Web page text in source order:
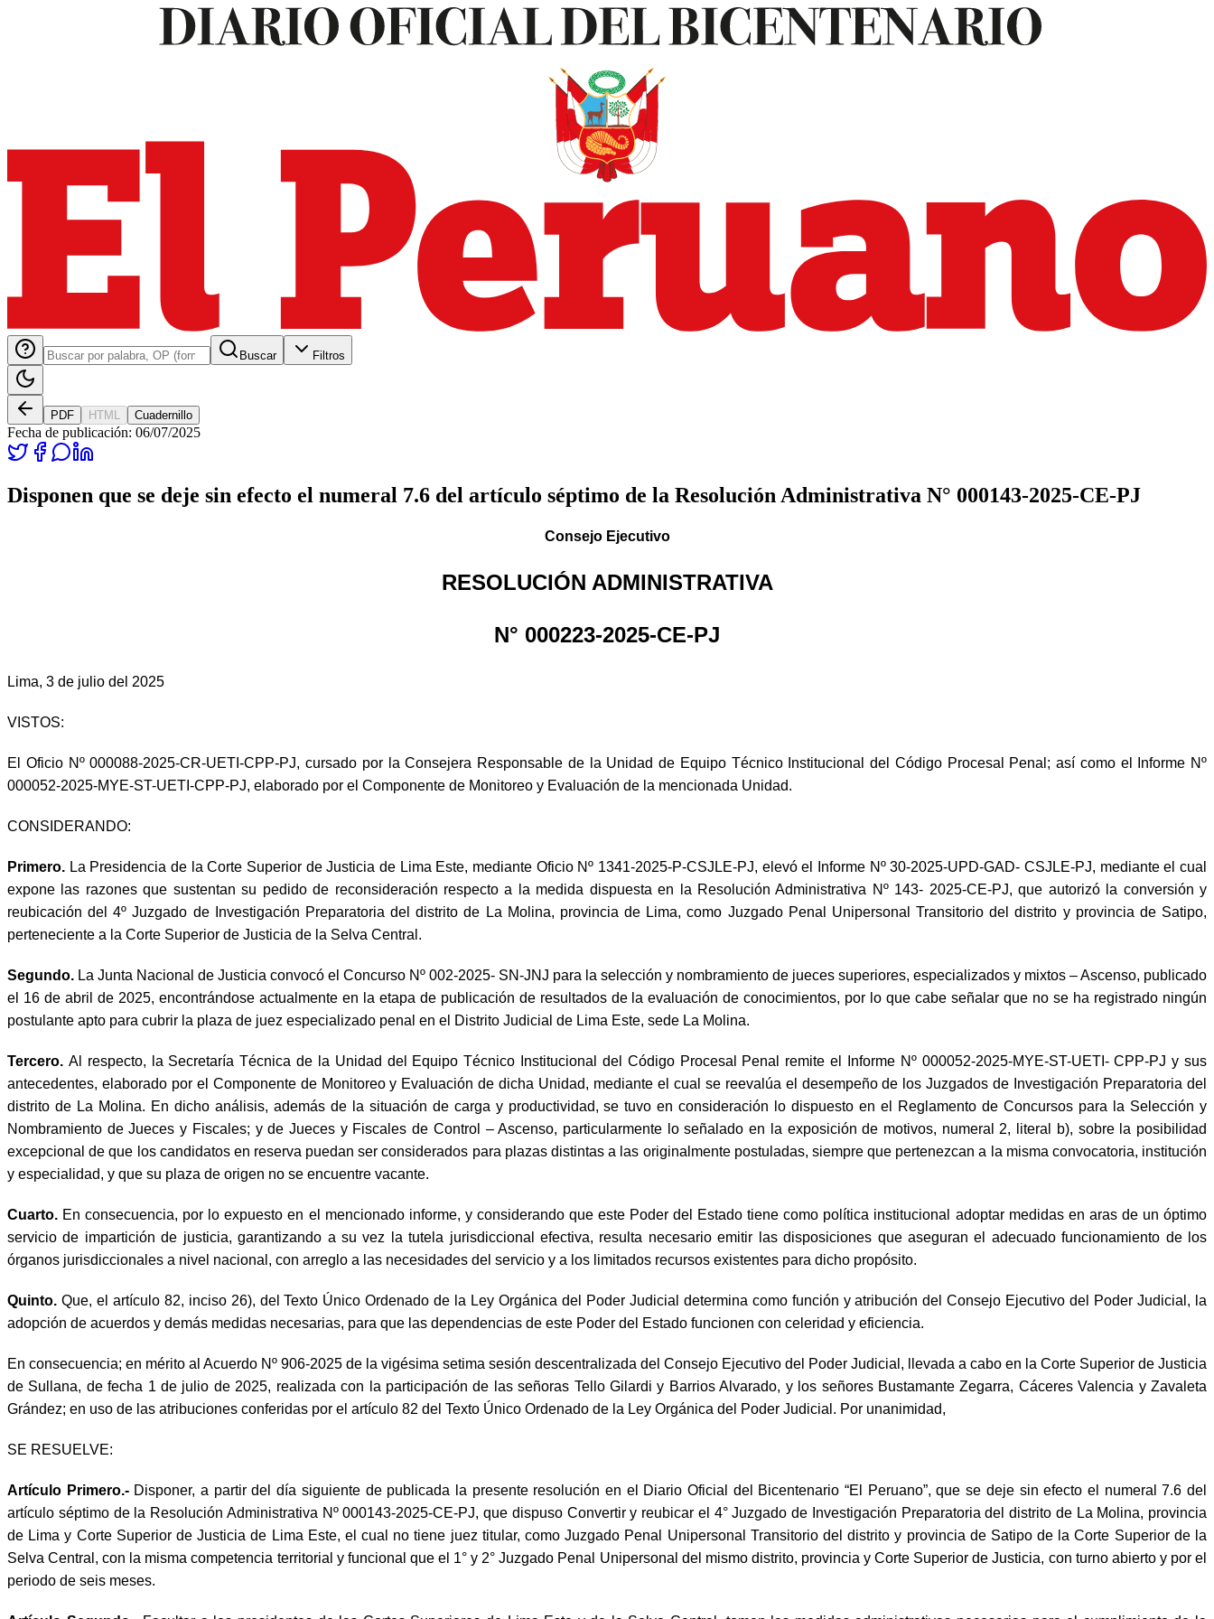
Buscar Filtros
PDF HTML Cuadernillo
Fecha de publicación: 06/07/2025
Disponen que se deje sin efecto el numeral 7.6 del artículo séptimo de la Resolución Administrativa N° 000143-2025-CE-PJ
Consejo Ejecutivo
RESOLUCIÓN ADMINISTRATIVA
N° 000223-2025-CE-PJ
Lima, 3 de julio del 2025
VISTOS:
El Oficio Nº 000088-2025-CR-UETI-CPP-PJ, cursado por la Consejera Responsable de la Unidad de Equipo Técnico Institucional del Código Procesal Penal; así como el Informe Nº
000052-2025-MYE-ST-UETI-CPP-PJ, elaborado por el Componente de Monitoreo y Evaluación de la mencionada Unidad.
CONSIDERANDO:
Primero. La Presidencia de la Corte Superior de Justicia de Lima Este, mediante Oficio Nº 1341-2025-P-CSJLE-PJ, elevó el Informe Nº 30-2025-UPD-GAD- CSJLE-PJ, mediante el cual
expone las razones que sustentan su pedido de reconsideración respecto a la medida dispuesta en la Resolución Administrativa Nº 143- 2025-CE-PJ, que autorizó la conversión y
reubicación del 4º Juzgado de Investigación Preparatoria del distrito de La Molina, provincia de Lima, como Juzgado Penal Unipersonal Transitorio del distrito y provincia de Satipo,
perteneciente a la Corte Superior de Justicia de la Selva Central.
Segundo. La Junta Nacional de Justicia convocó el Concurso Nº 002-2025- SN-JNJ para la selección y nombramiento de jueces superiores, especializados y mixtos – Ascenso, publicado
el 16 de abril de 2025, encontrándose actualmente en la etapa de publicación de resultados de la evaluación de conocimientos, por lo que cabe señalar que no se ha registrado ningún
postulante apto para cubrir la plaza de juez especializado penal en el Distrito Judicial de Lima Este, sede La Molina.
Tercero. Al respecto, la Secretaría Técnica de la Unidad del Equipo Técnico Institucional del Código Procesal Penal remite el Informe Nº 000052-2025-MYE-ST-UETI- CPP-PJ y sus
antecedentes, elaborado por el Componente de Monitoreo y Evaluación de dicha Unidad, mediante el cual se reevalúa el desempeño de los Juzgados de Investigación Preparatoria del
distrito de La Molina. En dicho análisis, además de la situación de carga y productividad, se tuvo en consideración lo dispuesto en el Reglamento de Concursos para la Selección y
Nombramiento de Jueces y Fiscales; y de Jueces y Fiscales de Control – Ascenso, particularmente lo señalado en la exposición de motivos, numeral 2, literal b), sobre la posibilidad
excepcional de que los candidatos en reserva puedan ser considerados para plazas distintas a las originalmente postuladas, siempre que pertenezcan a la misma convocatoria, institución
y especialidad, y que su plaza de origen no se encuentre vacante.
Cuarto. En consecuencia, por lo expuesto en el mencionado informe, y considerando que este Poder del Estado tiene como política institucional adoptar medidas en aras de un óptimo
servicio de impartición de justicia, garantizando a su vez la tutela jurisdiccional efectiva, resulta necesario emitir las disposiciones que aseguran el adecuado funcionamiento de los
órganos jurisdiccionales a nivel nacional, con arreglo a las necesidades del servicio y a los limitados recursos existentes para dicho propósito.
Quinto. Que, el artículo 82, inciso 26), del Texto Único Ordenado de la Ley Orgánica del Poder Judicial determina como función y atribución del Consejo Ejecutivo del Poder Judicial, la
adopción de acuerdos y demás medidas necesarias, para que las dependencias de este Poder del Estado funcionen con celeridad y eficiencia.
En consecuencia; en mérito al Acuerdo Nº 906-2025 de la vigésima setima sesión descentralizada del Consejo Ejecutivo del Poder Judicial, llevada a cabo en la Corte Superior de Justicia
de Sullana, de fecha 1 de julio de 2025, realizada con la participación de las señoras Tello Gilardi y Barrios Alvarado, y los señores Bustamante Zegarra, Cáceres Valencia y Zavaleta
Grández; en uso de las atribuciones conferidas por el artículo 82 del Texto Único Ordenado de la Ley Orgánica del Poder Judicial. Por unanimidad,
SE RESUELVE:
Artículo Primero.- Disponer, a partir del día siguiente de publicada la presente resolución en el Diario Oficial del Bicentenario “El Peruano”, que se deje sin efecto el numeral 7.6 del
artículo séptimo de la Resolución Administrativa Nº 000143-2025-CE-PJ, que dispuso Convertir y reubicar el 4° Juzgado de Investigación Preparatoria del distrito de La Molina, provincia
de Lima y Corte Superior de Justicia de Lima Este, el cual no tiene juez titular, como Juzgado Penal Unipersonal Transitorio del distrito y provincia de Satipo de la Corte Superior de la
Selva Central, con la misma competencia territorial y funcional que el 1° y 2° Juzgado Penal Unipersonal del mismo distrito, provincia y Corte Superior de Justicia, con turno abierto y por el
periodo de seis meses.